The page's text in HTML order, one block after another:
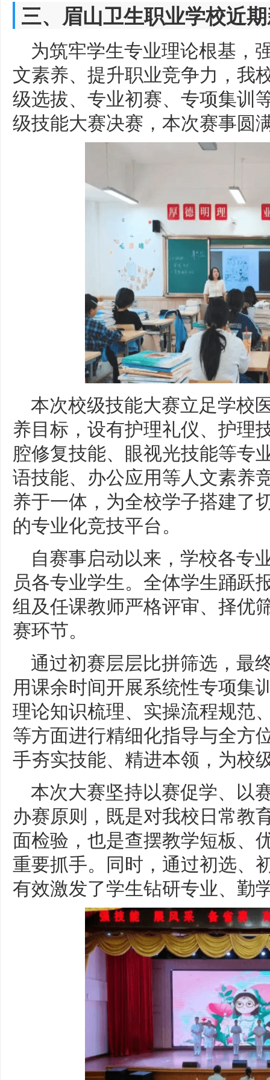
三、眉山卫生职业学校近
为筑牢学生专业理论根基，
文素养、提升职业竞争力，我
级选拔、专业初赛、专项集训
级技能大赛决赛，本次赛事圆
本次校级技能大赛立足学校
养目标，设有护理礼仪、护理
腔修复技能、眼视光技能等专
语技能、办公应用等人文素养
养于一体，为全校学子搭建了
的专业化竞技平台。
自赛事启动以来，学校各专
员各专业学生。全体学生踊跃
组及任课教师严格评审、择优
赛环节。
通过初赛层层比拼筛选，最
用课余时间开展系统性专项集
理论知识梳理、实操流程规范
等方面进行精细化指导与全方
手夯实技能、精进本领，为校
本次大赛坚持以赛促学、以
办赛原则，既是对我校日常教
面检验，也是查摆教学短板、
重要抓手。同时，通过初选、
有效激发了学生钻研专业、勤